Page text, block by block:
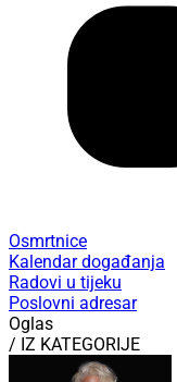
Osmrtnice
Kalendar događanja
Radovi u tijeku
Poslovni adresar
Oglas
/ IZ KATEGORIJE